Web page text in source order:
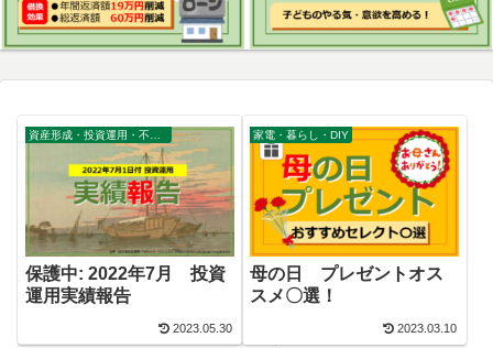
資産形成・投資運用・不動産・家計
保護中: 2022年7月 投資
運用実績報告
2023.05.30
家電・暮らし・DIY
母の日 プレゼントオス
スメ〇選！
2023.03.10